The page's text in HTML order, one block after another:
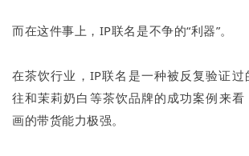
而在这件事上，IP联名是不争的“利器”。
在茶饮行业，IP联名是一种被反复验证过
往和茉莉奶白等茶饮品牌的成功案例来看
画的带货能力极强。